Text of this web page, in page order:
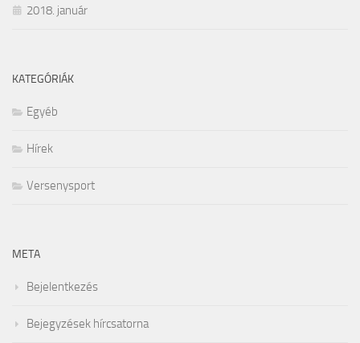
2018. január
KATEGÓRIÁK
Egyéb
Hírek
Versenysport
META
Bejelentkezés
Bejegyzések hírcsatorna